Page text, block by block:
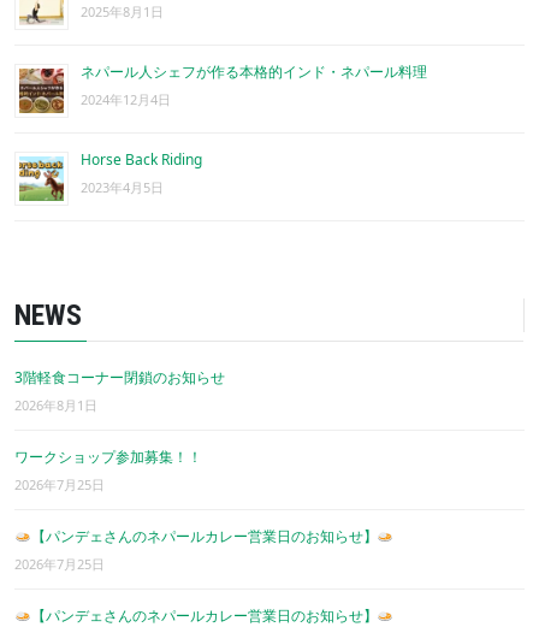
2025年8月1日
ネパール人シェフが作る本格的インド・ネパール料理
2024年12月4日
Horse Back Riding
2023年4月5日
NEWS
3階軽食コーナー閉鎖のお知らせ
2026年8月1日
ワークショップ参加募集！！
2026年7月25日
【パンデェさんのネパールカレー営業日のお知らせ】
2026年7月25日
【パンデェさんのネパールカレー営業日のお知らせ】